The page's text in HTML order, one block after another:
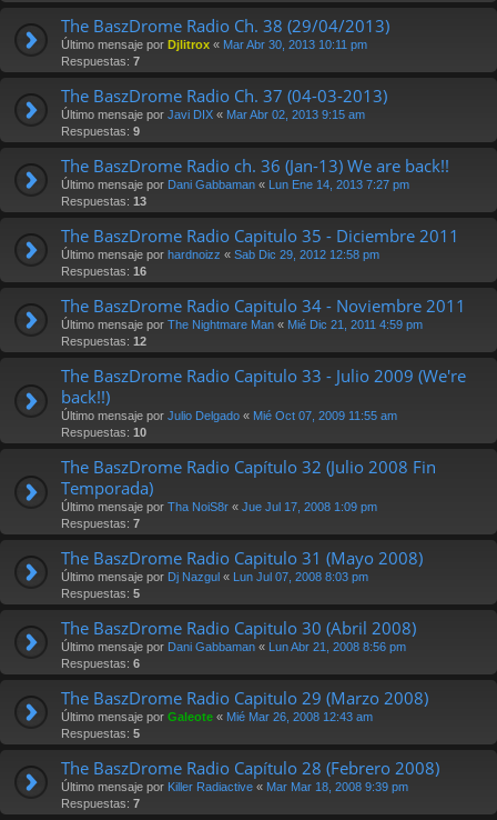
The BaszDrome Radio Ch. 38 (29/04/2013)
Último mensaje por Djlitrox « Mar Abr 30, 2013 10:11 pm
Respuestas: 7
The BaszDrome Radio Ch. 37 (04-03-2013)
Último mensaje por Javi DIX « Mar Abr 02, 2013 9:15 am
Respuestas: 9
The BaszDrome Radio ch. 36 (Jan-13) We are back!!
Último mensaje por Dani Gabbaman « Lun Ene 14, 2013 7:27 pm
Respuestas: 13
The BaszDrome Radio Capitulo 35 - Diciembre 2011
Último mensaje por hardnoizz « Sab Dic 29, 2012 12:58 pm
Respuestas: 16
The BaszDrome Radio Capitulo 34 - Noviembre 2011
Último mensaje por The Nightmare Man « Mié Dic 21, 2011 4:59 pm
Respuestas: 12
The BaszDrome Radio Capitulo 33 - Julio 2009 (We're
back!!)
Último mensaje por Julio Delgado « Mié Oct 07, 2009 11:55 am
Respuestas: 10
The BaszDrome Radio Capítulo 32 (Julio 2008 Fin
Temporada)
Último mensaje por Tha NoiS8r « Jue Jul 17, 2008 1:09 pm
Respuestas: 7
The BaszDrome Radio Capitulo 31 (Mayo 2008)
Último mensaje por Dj Nazgul « Lun Jul 07, 2008 8:03 pm
Respuestas: 5
The BaszDrome Radio Capitulo 30 (Abril 2008)
Último mensaje por Dani Gabbaman « Lun Abr 21, 2008 8:56 pm
Respuestas: 6
The BaszDrome Radio Capitulo 29 (Marzo 2008)
Último mensaje por Galeote « Mié Mar 26, 2008 12:43 am
Respuestas: 5
The BaszDrome Radio Capítulo 28 (Febrero 2008)
Último mensaje por Killer Radiactive « Mar Mar 18, 2008 9:39 pm
Respuestas: 7